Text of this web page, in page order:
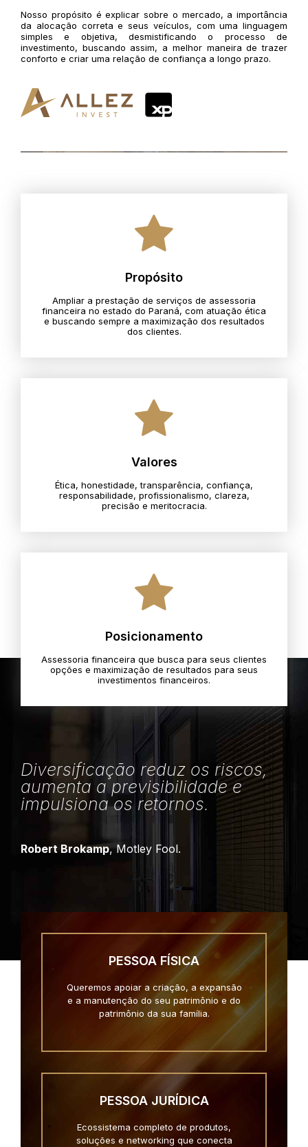
Nosso propósito é explicar sobre o mercado, a importância
da alocação correta e seus veículos, com uma linguagem
simples e objetiva, desmistificando o processo de
investimento, buscando assim, a melhor maneira de trazer
conforto e criar uma relação de confiança a longo prazo.
Propósito
Ampliar a prestação de serviços de assessoria
financeira no estado do Paraná, com atuação ética
e buscando sempre a maximização dos resultados
dos clientes.
Valores
Ética, honestidade, transparência, confiança,
responsabilidade, profissionalismo, clareza,
precisão e meritocracia.​
Posicionamento
Assessoria financeira que busca para seus clientes
opções e maximização de resultados para seus
investimentos financeiros.
Diversificação reduz os riscos,
aumenta a previsibilidade e
impulsiona os retornos.
Robert Brokamp, Motley Fool.
PESSOA FÍSICA
Queremos apoiar a criação, a expansão
e a manutenção do seu patrimônio e do
patrimônio da sua família.
PESSOA JURÍDICA
Ecossistema completo de produtos,
soluções e networking que conecta